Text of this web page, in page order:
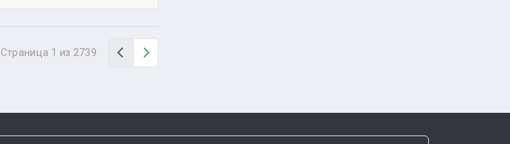
Страница 1 из 2739 НазадВперед